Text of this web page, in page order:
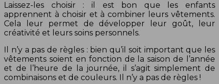
Laissez-les choisir : il est bon que les enfants
apprennent à choisir et à combiner leurs vêtements.
Cela leur permet de développer leur goût, leur
créativité et leurs soins personnels.
Il n’y a pas de règles : bien qu’il soit important que les
vêtements soient en fonction de la saison de l’année
et de l’heure de la journée, il s’agit simplement de
combinaisons et de couleurs. Il n’y a pas de règles !